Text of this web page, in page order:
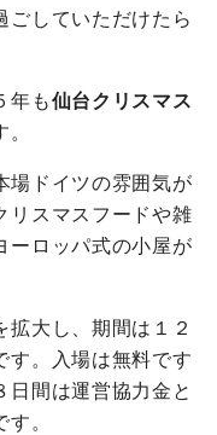
ごしていただけたら
年も仙台クリスマス
場ドイツの雰囲気が
リスマスフードや雑
ーロッパ式の小屋が
大し、期間は１２
す。入場は無料です
日間は運営協力金と
。